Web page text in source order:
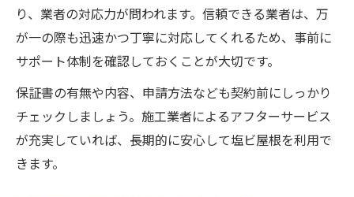
り、業者の対応力が問われます。信頼できる業者は、万
が一の際も迅速かつ丁寧に対応してくれるため、事前に
サポート体制を確認しておくことが大切です。
保証書の有無や内容、申請方法なども契約前にしっかり
チェックしましょう。施工業者によるアフターサービス
が充実していれば、長期的に安心して塩ビ屋根を利用で
きます。